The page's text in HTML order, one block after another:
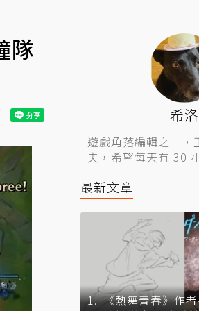
隊
希洛
遊戲角落編輯之一，
夫，希望每天有 30
最新文章
《熱舞青春》作